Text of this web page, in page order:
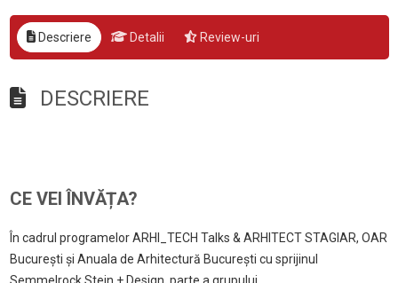
Descriere Detalii Review-uri
DESCRIERE
CE VEI ÎNVĂȚA?
În cadrul programelor ARHI_TECH Talks & ARHITECT STAGIAR, OAR
București și Anuala de Arhitectură București cu sprijinul